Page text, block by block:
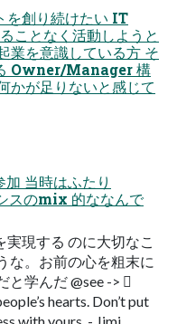
を創り続けたい IT
となく活動しようと
業を意識している⽅ そ
Owner/Manager 構
かが⾜りないと感じて
当時はふたり
スのmix 的ななんで
現する のに⼤切なこ
な。お前の⼼を粗末に
学んだ @see -> 
hearts. Don’t put
with yours. - Jimi